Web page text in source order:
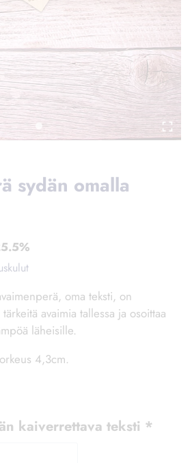
sydän omalla
oma teksti, on
avaimia tallessa ja osoittaa
läheisille.
4,3cm.
kaiverrettava teksti *